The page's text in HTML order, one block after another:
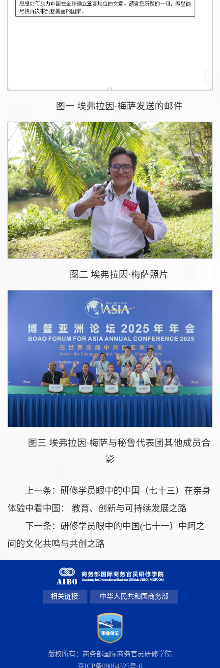
图一 埃弗拉因·梅萨发送的邮件
图二 埃弗拉因·梅萨照片
图三 埃弗拉因·梅萨与秘鲁代表团其他成员合
影
上一条： 研修学员眼中的中国（七十三）在亲身
体验中看中国： 教育、创新与可持续发展之路
下一条： 研修学员眼中的中国(七十一）中阿之
间的文化共鸣与共创之路
相关链接: 中华人民共和国商务部
版权所有：商务部国际商务官员研修学院
京ICP备09064525号-6